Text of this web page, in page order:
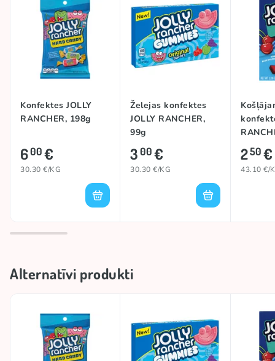
Izcelsmes valsts ASV
Konfektes JOLLY
RANCHER, 198g
600€
30.30 €/KG
Želejas konfektes
JOLLY RANCHER,
99g
300€
30.30 €/KG
58g
250€
43.10 €/
Alternatīvi produkti